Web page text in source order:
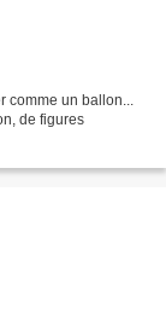
comme un ballon...
de figures